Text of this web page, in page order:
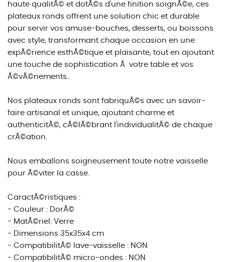
haute qualitÃ© et dotÃ©s d'une finition soignÃ©e, ces
plateaux ronds offrent une solution chic et durable
pour servir vos amuse-bouches, desserts, ou boissons
avec style, transformant chaque occasion en une
expÃ©rience esthÃ©tique et plaisante, tout en ajoutant
une touche de sophistication Ã votre table et vos
Ã©vÃ©nements..
Nos plateaux ronds sont fabriquÃ©s avec un savoir-
faire artisanal et unique, ajoutant charme et
authenticitÃ©, cÃ©lÃ©brant l'individualitÃ© de chaque
crÃ©ation.
Nous emballons soigneusement toute notre vaisselle
pour Ã©viter la casse.
CaractÃ©ristiques :
- Couleur : DorÃ©
- MatÃ©riel: Verre
- Dimensions 35x35x4 cm
- CompatibilitÃ© lave-vaisselle : NON
- CompatibilitÃ© micro-ondes : NON